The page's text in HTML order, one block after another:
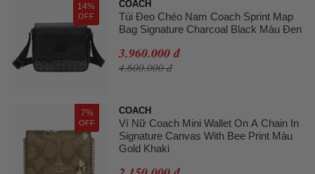
14%
OFF
COACH
Túi Đeo Chéo Nam Coach Sprint Map
Bag Signature Charcoal Black Màu Đen
3.960.000 đ
4.600.000 đ
7%
OFF
COACH
Ví Nữ Coach Mini Wallet On A Chain In
Signature Canvas With Bee Print Màu
Gold Khaki